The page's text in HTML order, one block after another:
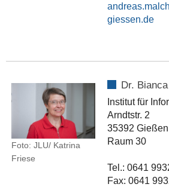
Foto: JLU/ Katrina
Friese
Dr.
Institut für
Arndtstr. 2
35392 Gießen
Raum 30
Tel.: 0641
Fax: 0641